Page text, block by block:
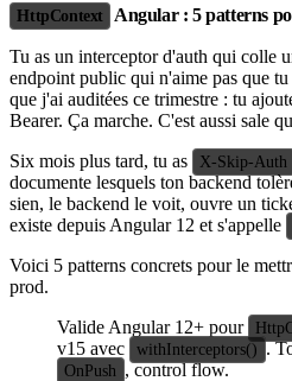
HttpContext Angular : 5 patterns
Tu as un interceptor d'auth qui colle
endpoint public qui n'aime pas que
que j'ai auditées ce trimestre : tu
Bearer. Ça marche. C'est aussi sale
Six mois plus tard, tu as
X-Skip-Auth
documente lesquels ton backend
sien, le backend le voit, ouvre un
existe depuis Angular 12 et s'appelle
Voici 5 patterns concrets pour le
prod.
Valide Angular 12+ pour
v15 avec
withInterceptors() .
OnPush , control flow.